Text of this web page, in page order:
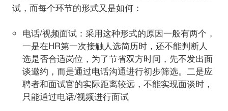
电话/视频面试：采用这种形式的原因一般有两个，
一是在HR第一次接触人选简历时，还不能判断人
选是否合适岗位，为了节省双方时间，先不发出面
谈邀约，而是通过电话沟通进行初步筛选。二是应
聘者和面试官的实际距离较远，不能实现面谈时，
只能通过电话/视频进行面试